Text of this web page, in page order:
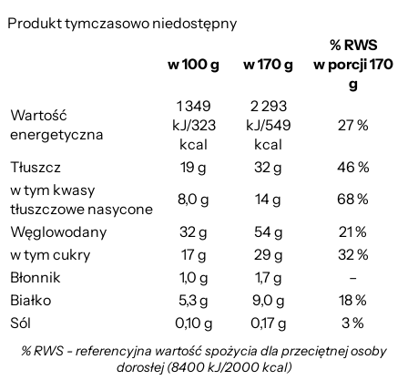
Produkt tymczasowo niedostępny
w 100 g w 170 g
% RWS
w porcji 170
g
Wartość
energetyczna
1 349
kJ/323
kcal
2 293
kJ/549
kcal
27 %
Tłuszcz 19 g 32 g
46 %
w tym kwasy
tłuszczowe nasycone
8,0 g 14 g
68 %
Węglowodany
32 g 54 g
21 %
w tym cukry
17 g 29 g
32 %
Błonnik
1,0 g 1,7 g
–
Białko
5,3 g 9,0 g
18 %
Sól
0,10 g 0,17 g 3 %
% RWS - referencyjna wartość spożycia dla przeciętnej osoby
dorosłej (8400 kJ/2000 kcal)